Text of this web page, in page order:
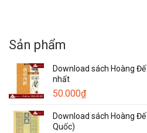
Sản phẩm
Download sách Hoàng
nhất
50.000₫
Download sách Hoàng
Quốc)